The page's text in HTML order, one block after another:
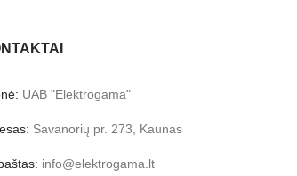
UAB "Elektrogama"
Savanorių pr. 273, Kaunas
info@elektrogama.lt